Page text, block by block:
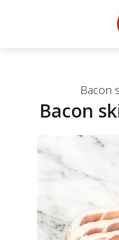
Bacon
Bacon